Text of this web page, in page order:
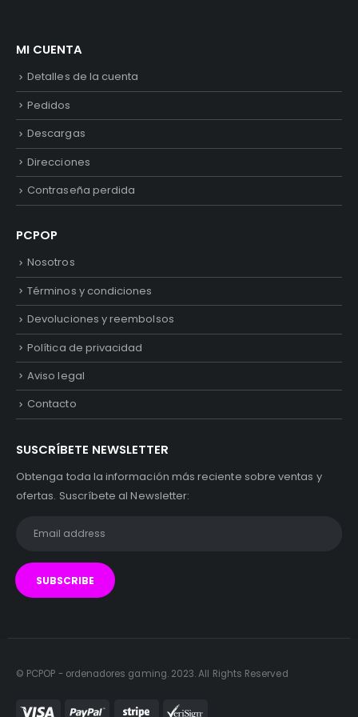
MI CUENTA
Detalles de la cuenta
Pedidos
Descargas
Direcciones
Contraseña perdida
PCPOP
Nosotros
Términos y condiciones
Devoluciones y reembolsos
Política de privacidad
Aviso legal
Contacto
SUSCRÍBETE NEWSLETTER
Obtenga toda la información más reciente sobre ventas y
ofertas. Suscríbete al Newsletter:
© PCPOP - ordenadores gaming. 2023. All Rights Reserved